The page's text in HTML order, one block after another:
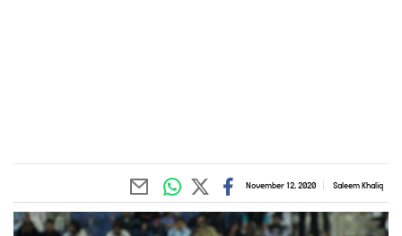
Saleem Khaliq
November 12, 2020